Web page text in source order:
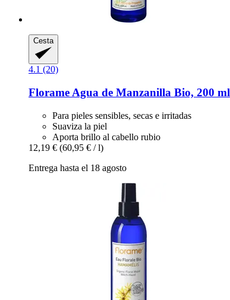
Cesta
4.1 (20)
Florame Agua de Manzanilla Bio, 200 ml
Para pieles sensibles, secas e irritadas
Suaviza la piel
Aporta brillo al cabello rubio
12,19 € (60,95 € / l)
Entrega hasta el 18 agosto